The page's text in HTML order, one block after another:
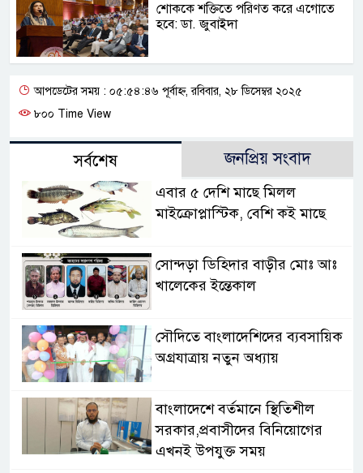
শোককে শক্তিতে পরিণত করে এগোতে
হবে: ডা. জুবাইদা
আপডেটের সময় : ০৫:৫৪:৪৬ পূর্বাহ্ন, রবিবার, ২৮ ডিসেম্বর ২০২৫
৮০০ Time View
সর্বশেষ জনপ্রিয় সংবাদ
এবার ৫ দেশি মাছে মিলল
মাইক্রোপ্লাস্টিক, বেশি কই মাছে
সোন্দড়া ডিহিদার বাড়ীর মোঃ আঃ
খালেকের ইন্তেকাল
সৌদিতে বাংলাদেশিদের ব্যবসায়িক
অগ্রযাত্রায় নতুন অধ্যায়
বাংলাদেশে বর্তমানে স্থিতিশীল
সরকার,প্রবাসীদের বিনিয়োগের
এখনই উপযুক্ত সময়